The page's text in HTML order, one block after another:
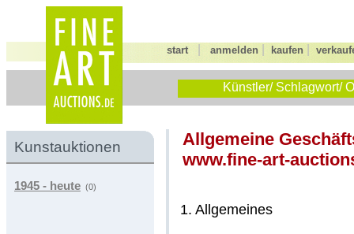
start anmelden kaufen
Künstler/ Schlagwort/
Kunstauktionen
1945 - heute (0)
Allgemeine
www.fine-art-
1. Allgemeines